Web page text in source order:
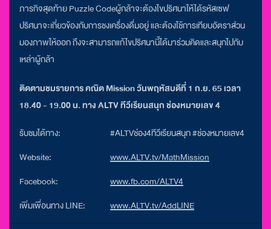
ภารกิจสุดท้าย Puzzle Codeผู้กล้าจะต้องไขปริศนาให้ได้รหัสเซฟ
ปริศนาจะเกี่ยวข้องกับการชงเครื่องดื่มอยู่ และต้องใช้การเทียบอัตราส่วน
มองภาพให้ออก ถึงจะสามารถแก้ไขปริศนานี้ได้มาร่วมคิดและสนุกไปกับ
เหล่าผู้กล้า
ติดตามชมรายการ คณิต Mission วันพฤหัสบดีที่ 1 ก.ย. 65 เวลา
18.40 - 19.00 น. ทาง ALTV ทีวีเรียนสนุก ช่องหมายเลข 4
รับชมได้ทาง:
#ALTVช่อง4ทีวีเรียนสนุก #ช่องหมายเลข4
Website:
www.ALTV.tv/MathMission
Facebook:
www.fb.com/ALTV4
เพิ่มเพื่อนทาง LINE:
www.ALTV.tv/AddLINE